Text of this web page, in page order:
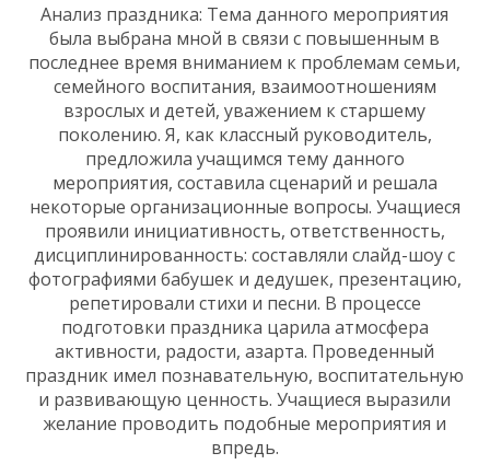
Анализ праздника: Тема данного мероприятия
была выбрана мной в связи с повышенным в
последнее время вниманием к проблемам семьи,
семейного воспитания, взаимоотношениям
взрослых и детей, уважением к старшему
поколению. Я, как классный руководитель,
предложила учащимся тему данного
мероприятия, составила сценарий и решала
некоторые организационные вопросы. Учащиеся
проявили инициативность, ответственность,
дисциплинированность: составляли слайд-шоу с
фотографиями бабушек и дедушек, презентацию,
репетировали стихи и песни. В процессе
подготовки праздника царила атмосфера
активности, радости, азарта. Проведенный
праздник имел познавательную, воспитательную
и развивающую ценность. Учащиеся выразили
желание проводить подобные мероприятия и
впредь.